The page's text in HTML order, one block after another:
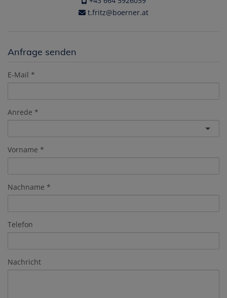
t.fritz@boerner.at
Anfrage senden
E-Mail
Anrede
Vorname
Nachname
Telefon
Nachricht